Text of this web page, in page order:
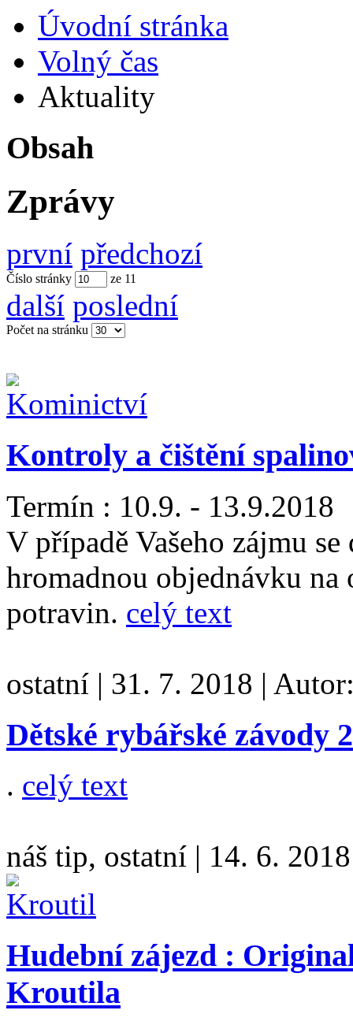
Úvodní stránka
Volný čas
Aktuality
Obsah
Zprávy
první předchozí
Číslo stránky ze 11
další poslední
Počet na stránku
Kontroly a čištění
Termín : 10.9. - 13.9.2018
V případě Vašeho zájmu
hromadnou objednávku na
potravin. celý text
ostatní | 31. 7. 2018 |
Dětské rybářské závody
. celý text
náš tip, ostatní | 14. 6. 2018
Hudební zájezd :
Kroutila